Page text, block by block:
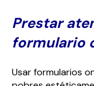
Prestar
formulario
Usar formularios